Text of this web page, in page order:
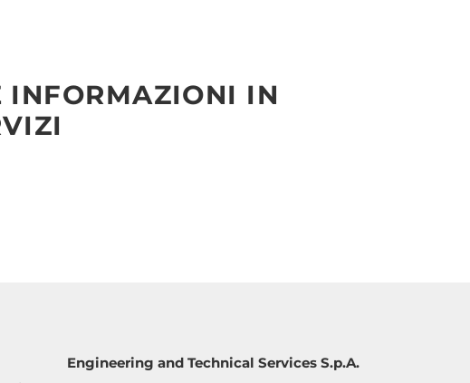
INFORMAZIONI IN
Engineering and Technical Services S.p.A.